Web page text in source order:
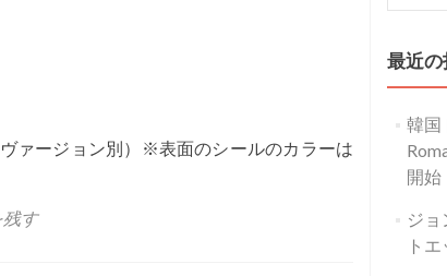
ヴァージョン別）※表面のシールのカラーは
残す
最近の
韓国
開始
ジョ
ト